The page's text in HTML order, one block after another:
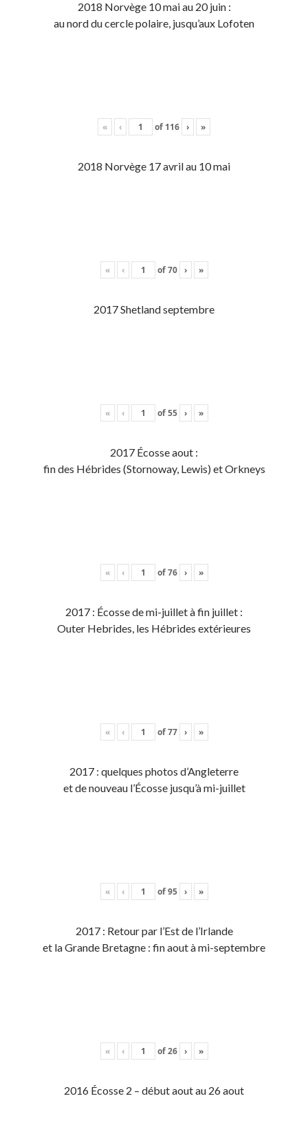
2018 Norvège 10 mai au 20 juin :
au nord du cercle polaire, jusqu’aux Lofoten
« ‹ of 116 › »
2018 Norvège 17 avril au 10 mai
« ‹ of70 › »
2017 Shetland septembre
« ‹ of55 › »
2017 Écosse aout :
fin des Hébrides (Stornoway, Lewis) et Orkneys
« ‹ of76 › »
2017 : Écosse de mi-juillet à fin juillet :
Outer Hebrides, les Hébrides extérieures
« ‹ of77 › »
2017 : quelques photos d’Angleterre
et de nouveau l’Écosse jusqu’à mi-juillet
« ‹ of95 › »
2017 : Retour par l’Est de l’Irlande
et la Grande Bretagne : fin aout à mi-septembre
« ‹ of26 › »
2016 Écosse 2 – début aout au 26 aout